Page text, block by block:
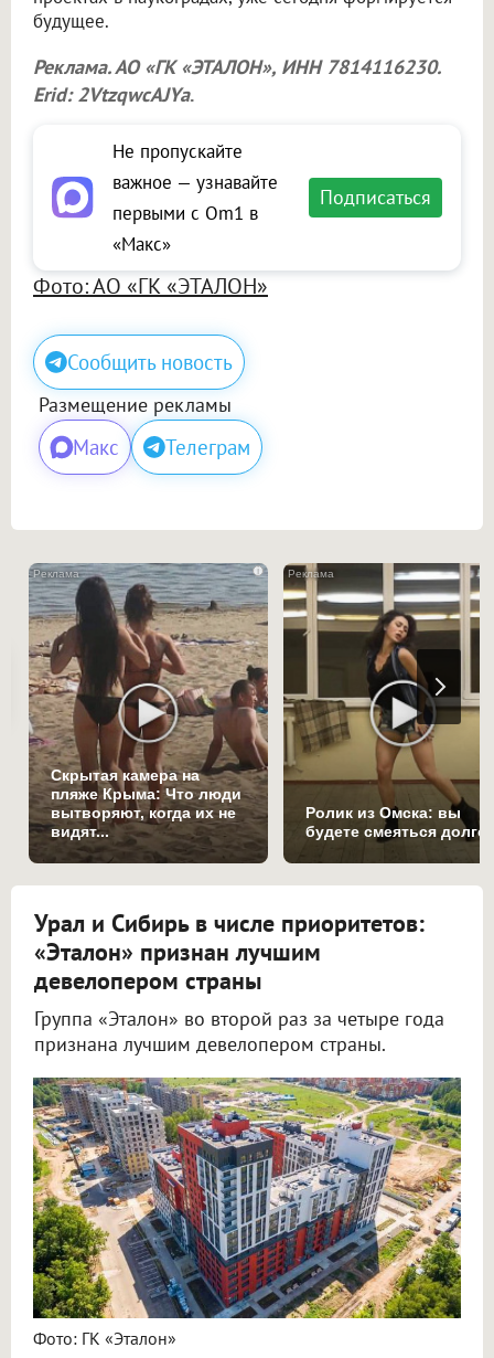
будущее.
Реклама. АО «ГК «ЭТАЛОН», ИНН 7814116230.
Erid: 2VtzqwcAJYa.
Не пропускайте
важное — узнавайте
первыми с Om1 в
«Макс»
Подписаться
Фото: АО «ГК «ЭТАЛОН»
Сообщить новость
Размещение рекламы
Макс Телеграм
i
Скрытая камера на
пляже Крыма: Что люди
вытворяют, когда их не
видят...
Ролик из Омска: вы
будете смеяться долго
Урал и Сибирь в числе приоритетов:
«Эталон» признан лучшим
девелопером страны
Группа «Эталон» во второй раз за четыре года
признана лучшим девелопером страны.
Фото: ГК «Эталон»